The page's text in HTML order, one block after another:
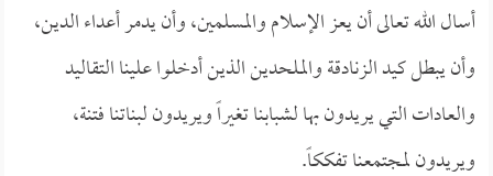
أسال الله تعالى أن يعز الإسلام والمسلمين، وأن يدمر أعداء الدين،
وأن يبطل كيد الزنادقة والملحدين الذين أدخلوا علينا التقاليد
والعادات التي يريدون بها لشبابنا تغيراً ويريدون لبناتنا فتنة،
ويريدون لمجتمعنا تفككاً.